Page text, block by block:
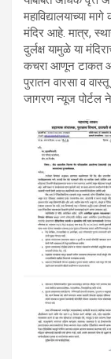
महाविद्यालयाच्या
मंदिर आहे. मात्र,
दुर्लक्ष यामुळे या
कचरा आणून टाकत
पुरातन वारसा व
जागरण न्यूज पोर्टल ने